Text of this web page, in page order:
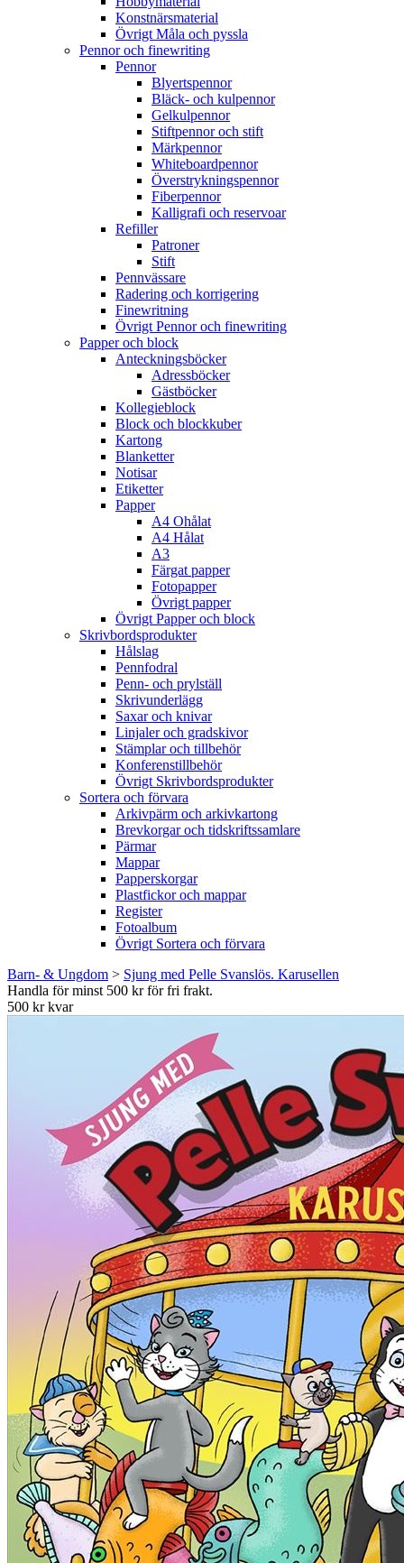
Konstnärsmaterial
Övrigt Måla och pyssla
Pennor och finewriting
Pennor
Blyertspennor
Bläck- och kulpennor
Gelkulpennor
Stiftpennor och stift
Märkpennor
Whiteboardpennor
Överstrykningspennor
Fiberpennor
Kalligrafi och reservoar
Refiller
Patroner
Stift
Pennvässare
Radering och korrigering
Finewritning
Övrigt Pennor och finewriting
Papper och block
Anteckningsböcker
Adressböcker
Gästböcker
Kollegieblock
Block och blockkuber
Kartong
Blanketter
Notisar
Etiketter
Papper
A4 Ohålat
A4 Hålat
A3
Färgat papper
Fotopapper
Övrigt papper
Övrigt Papper och block
Skrivbordsprodukter
Hålslag
Pennfodral
Penn- och prylställ
Skrivunderlägg
Saxar och knivar
Linjaler och gradskivor
Stämplar och tillbehör
Konferenstillbehör
Övrigt Skrivbordsprodukter
Sortera och förvara
Arkivpärm och arkivkartong
Brevkorgar och tidskriftssamlare
Pärmar
Mappar
Papperskorgar
Plastfickor och mappar
Register
Fotoalbum
Övrigt Sortera och förvara
Barn- & Ungdom > Sjung med Pelle Svanslös. Karusellen
Handla för minst 500 kr för fri frakt.
500 kr kvar